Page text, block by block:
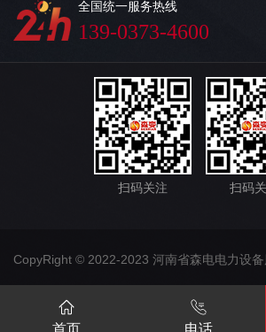
全国统一服务热线
139-0373-4600
扫码关注 扫码
CopyRight © 2022-2023 河南省森电电力设备
首页 电话